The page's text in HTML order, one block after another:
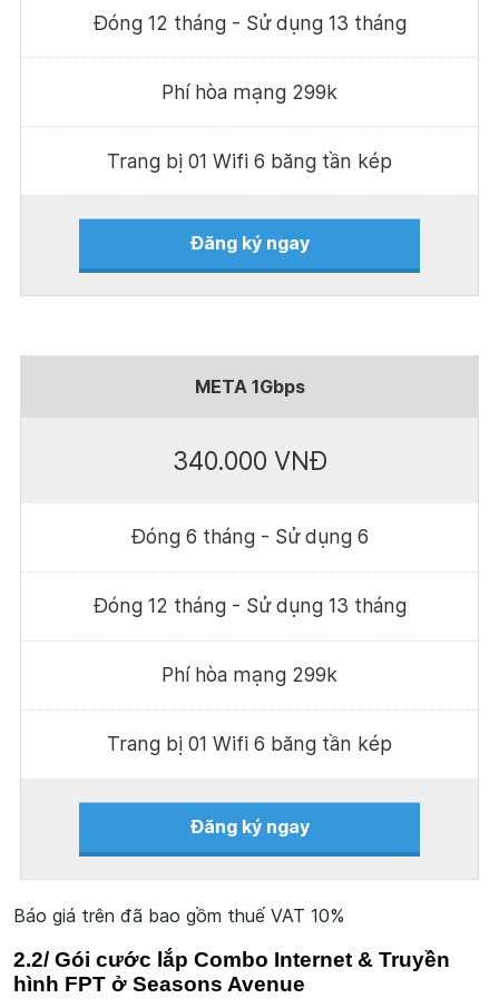
Đóng 12 tháng - Sử dụng 13 tháng
Phí hòa mạng 299k
Trang bị 01 Wifi 6 băng tần kép
Đăng ký ngay
META 1Gbps
340.000 VNĐ
Đóng 6 tháng - Sử dụng 6
Đóng 12 tháng - Sử dụng 13 tháng
Phí hòa mạng 299k
Trang bị 01 Wifi 6 băng tần kép
Đăng ký ngay
Báo giá trên đã bao gồm thuế VAT 10%
2.2/ Gói cước lắp Combo Internet & Truyền
hình FPT ở Seasons Avenue